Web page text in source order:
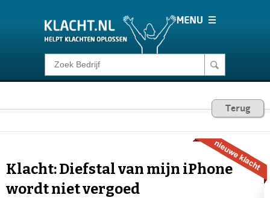
Klacht melden
Consumentenrecht
Voor Bedrijven
Terug
Klacht: Diefstal van mijn iPhone
wordt niet vergoed